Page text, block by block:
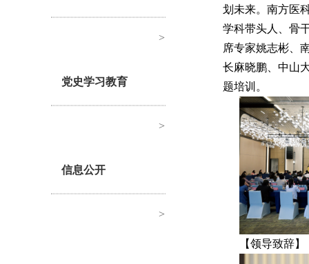
>
党史学习教育
>
信息公开
>
划未来。南方医
学科带头人、骨
席专家姚志彬、
长麻晓鹏、中山
题培训。
【领导致辞】